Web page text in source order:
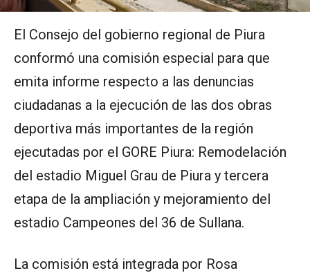
El Consejo del gobierno regional de Piura
conformó una comisión especial para que
emita informe respecto a las denuncias
ciudadanas a la ejecución de las dos obras
deportiva más importantes de la región
ejecutadas por el GORE Piura: Remodelación
del estadio Miguel Grau de Piura y tercera
etapa de la ampliación y mejoramiento del
estadio Campeones del 36 de Sullana.
La comisión está integrada por Rosa